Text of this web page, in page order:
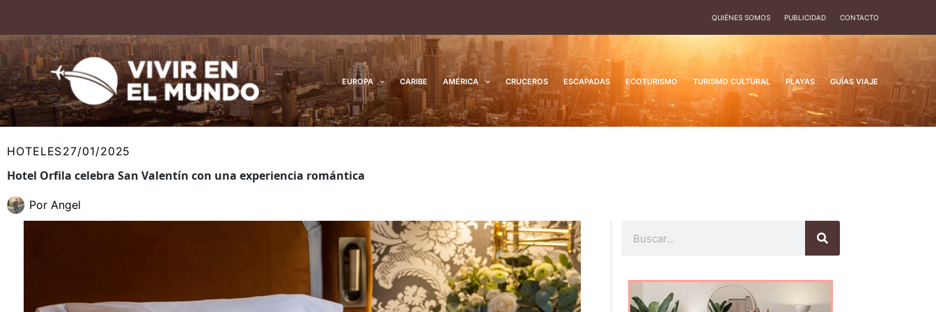
contenido
QUIÉNES SOMOS PUBLICIDAD CONTACTO
EUROPA CARIBE AMÉRICA CRUCEROS ESCAPADAS ECOTURISMO TURISMO CULTURAL PLAYAS GUÍAS VIAJE
HOTELES27/01/2025
Hotel Orfila celebra San Valentín con una experiencia romántica
Por Angel